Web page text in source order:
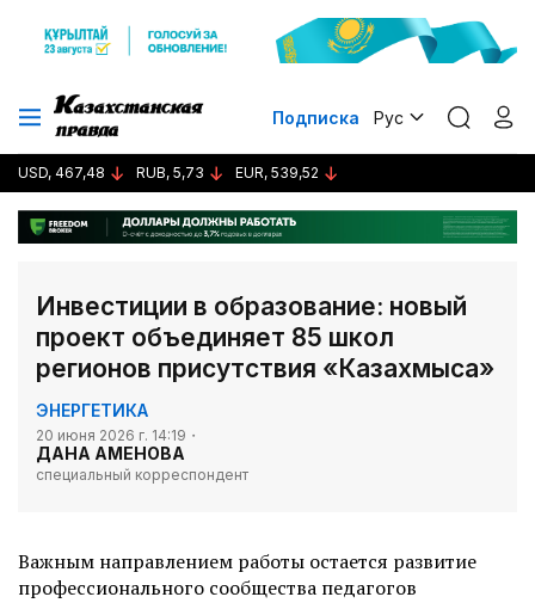
Подписка Рус
USD, 467,48 RUB, 5,73 EUR, 539,52
Инвестиции в образование: новый
проект объединяет 85 школ
регионов присутствия «Казахмыса»
ЭНЕРГЕТИКА
20 июня 2026 г. 14:19
ДАНА АМЕНОВА
специальный корреспондент
Важным направлением работы остается развитие
профессионального сообщества педагогов